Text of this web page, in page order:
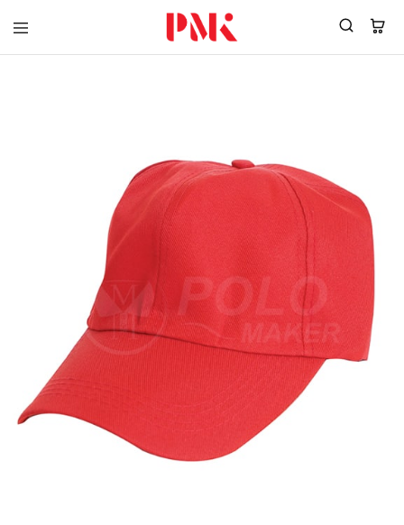
PMK
โปโล
ยูนิฟอร์ม
พร้อม
โลโก้
ผู้
ISO9001
และ
อุตสาหกรรม
สี
เขียว
ระดับ